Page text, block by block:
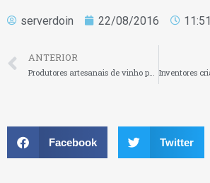
serverdoin 22/08/2016 11:51
ANTERIOR
Facebook Twitter